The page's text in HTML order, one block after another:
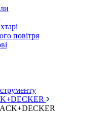
повітря